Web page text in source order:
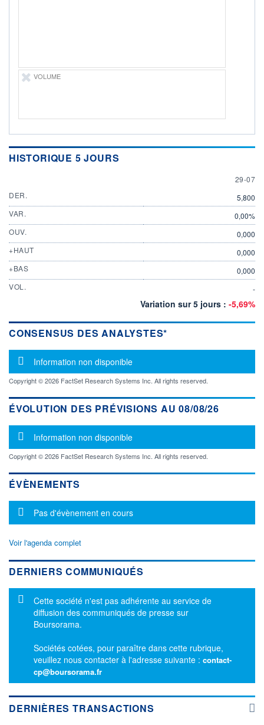
+ PORTEFEUILLE + LISTE
VOLUME
HISTORIQUE 5 JOURS
29 JULY
29-07
DER.
5,800
VAR.
0,00%
OUV.
0,000
+HAUT
0,000
+BAS
0,000
VOL.
-
Variation sur 5 jours : -5,69%
CONSENSUS DES ANALYSTES*
Message d'information
Information non disponible
Copyright © 2026 FactSet Research Systems Inc. All rights reserved.
ÉVOLUTION DES PRÉVISIONS AU 08/08/26
Message d'information
Information non disponible
Copyright © 2026 FactSet Research Systems Inc. All rights reserved.
ÉVÈNEMENTS
Message d'information
Pas d'évènement en cours
Voir l'agenda complet
DERNIERS COMMUNIQUÉS
Message d'information
Cette société n'est pas adhérente au service de
diffusion des communiqués de presse sur
Boursorama.
Sociétés cotées, pour paraître dans cette rubrique,
veuillez nous contacter à l'adresse suivante : contact-
cp@boursorama.fr
DERNIÈRES TRANSACTIONS